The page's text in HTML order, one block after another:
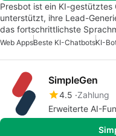
Presbot ist ein KI-gestütztes
unterstützt, ihre Lead-
das fortschrittlichste
Web AppsBeste KI-ChatbotsKI-
SimpleGen
4.5 Zahlung
Erweiterte AI-